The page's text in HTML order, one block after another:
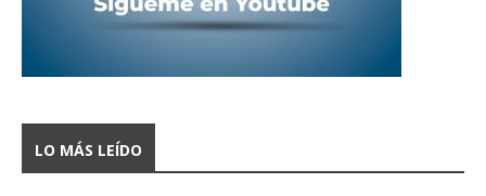
LO MÁS LEÍDO